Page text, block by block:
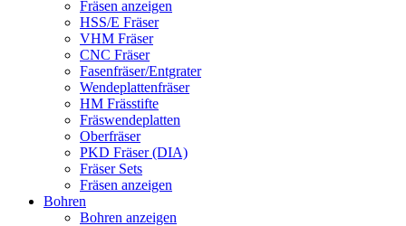
Fräsen anzeigen
HSS/E Fräser
VHM Fräser
CNC Fräser
Fasenfräser/Entgrater
Wendeplattenfräser
HM Frässtifte
Fräswendeplatten
Oberfräser
PKD Fräser (DIA)
Fräser Sets
Fräsen anzeigen
Bohren
Bohren anzeigen